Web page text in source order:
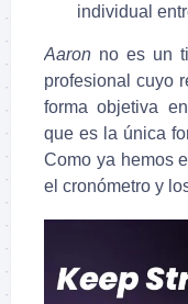
individual
Aaron no es un
profesional cuyo
forma objetiva
que es la única
Como ya hemos
el cronómetro y